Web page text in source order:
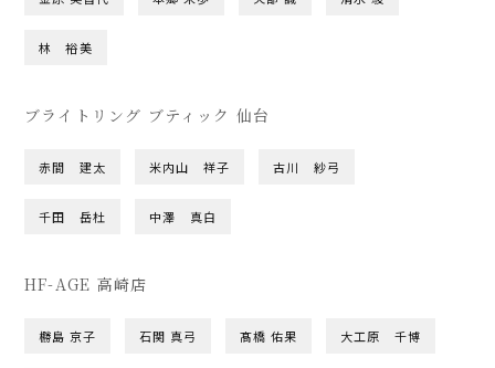
林 裕美
ブライトリング ブティック 仙台
赤間 建太 米内山 祥子 古川 紗弓
千田 岳杜 中澤 真白
HF-AGE 高崎店
橳島 京子 石関 真弓 髙橋 佑果 大工原 千博